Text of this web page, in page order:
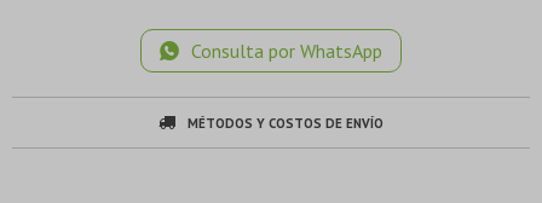
Consulta por WhatsApp
MÉTODOS Y COSTOS DE ENVÍO